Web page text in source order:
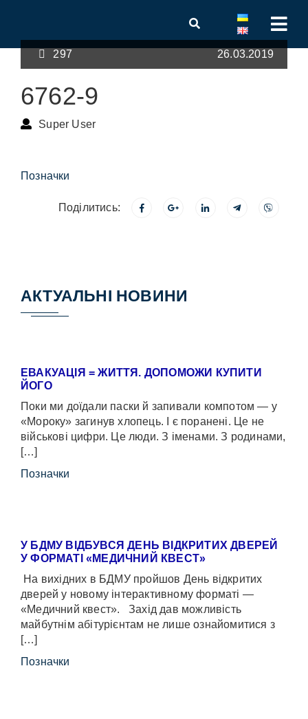
297 26.03.2019
6762-9
Super User
Позначки
Поділитись:
АКТУАЛЬНІ НОВИНИ
ЕВАКУАЦІЯ = ЖИТТЯ. ДОПОМОЖИ КУПИТИ
ЙОГО
Поки ми доїдали паски й запивали компотом — у
«Мороку» загинув хлопець. І є поранені. Це не
військові цифри. Це люди. З іменами. З родинами,
[…]
Позначки
У БДМУ ВІДБУВСЯ ДЕНЬ ВІДКРИТИХ ДВЕРЕЙ
У ФОРМАТІ «МЕДИЧНИЙ КВЕСТ»
На вихідних в БДМУ пройшов День відкритих
дверей у новому інтерактивному форматі —
«Медичний квест». Захід дав можливість
майбутнім абітурієнтам не лише ознайомитися з
[…]
Позначки